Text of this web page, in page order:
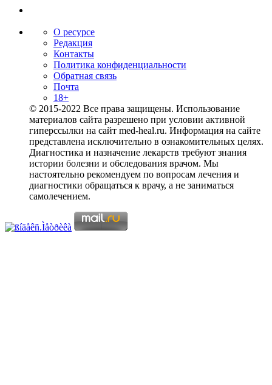
О ресурсе
Редакция
Контакты
Политика конфиденциальности
Обратная связь
Почта
18+
© 2015-2022 Все права защищены. Использование
материалов сайта разрешено при условии активной
гиперссылки на сайт med-heal.ru. Информация на сайте
представлена исключительно в ознакомительных целях.
Диагностика и назначение лекарств требуют знания
истории болезни и обследования врачом. Мы
настоятельно рекомендуем по вопросам лечения и
диагностики обращаться к врачу, а не заниматься
самолечением.